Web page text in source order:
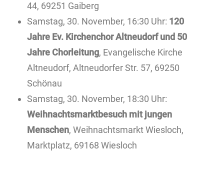
44, 69251 Gaiberg
Samstag, 30. November, 16:30 Uhr: 120
Jahre Ev. Kirchenchor Altneudorf und 50
Jahre Chorleitung, Evangelische Kirche
Altneudorf, Altneudorfer Str. 57, 69250
Schönau
Samstag, 30. November, 18:30 Uhr:
Weihnachtsmarktbesuch mit jungen
Menschen, Weihnachtsmarkt Wiesloch,
Marktplatz, 69168 Wiesloch